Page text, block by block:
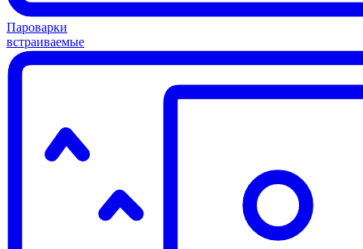
Пароварки
встраиваемые